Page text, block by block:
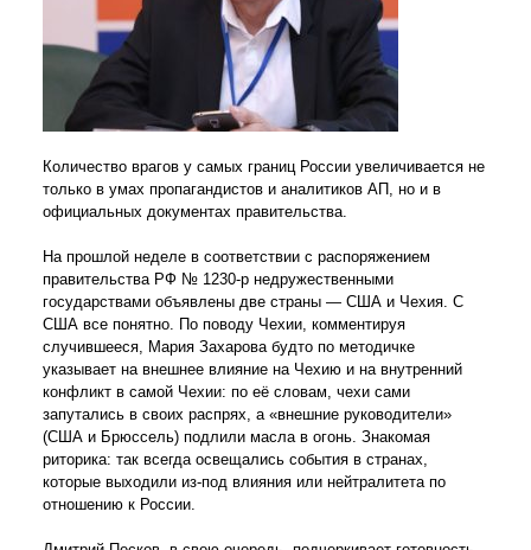
Количество врагов у самых границ России увеличивается не
только в умах пропагандистов и аналитиков АП, но и в
официальных документах правительства.
На прошлой неделе в соответствии с распоряжением
правительства РФ № 1230-р недружественными
государствами объявлены две страны — США и Чехия. С
США все понятно. По поводу Чехии, комментируя
случившееся, Мария Захарова будто по методичке
указывает на внешнее влияние на Чехию и на внутренний
конфликт в самой Чехии: по её словам, чехи сами
запутались в своих распрях, а «внешние руководители»
(США и Брюссель) подлили масла в огонь. Знакомая
риторика: так всегда освещались события в странах,
которые выходили из-под влияния или нейтралитета по
отношению к России.